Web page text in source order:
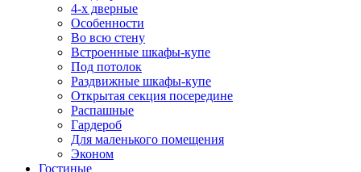
4-х дверные
Особенности
Во всю стену
Встроенные шкафы-купе
Под потолок
Раздвижные шкафы-купе
Открытая секция посередине
Распашные
Гардероб
Для маленького помещения
Эконом
Гостиные